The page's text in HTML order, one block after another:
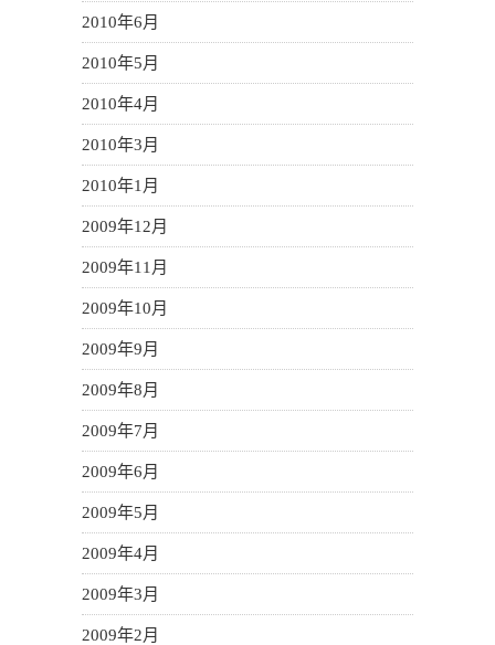
2010年6月
2010年5月
2010年4月
2010年3月
2010年1月
2009年12月
2009年11月
2009年10月
2009年9月
2009年8月
2009年7月
2009年6月
2009年5月
2009年4月
2009年3月
2009年2月